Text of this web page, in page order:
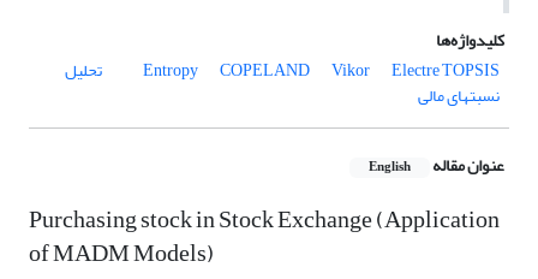
کلیدواژه‌ها
Entropy
COPELAND Vikor ElectreTOPSIS تحلیل
نسبتهای مالی
عنوان مقاله English
Purchasing stock in Stock Exchange (Application
of MADM Models)